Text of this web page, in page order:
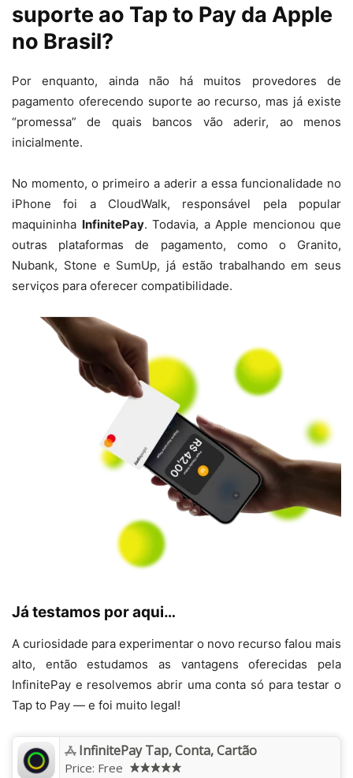
suporte ao Tap to Pay da Apple
no Brasil?
Por enquanto, ainda não há muitos provedores de
pagamento oferecendo suporte ao recurso, mas já existe
“promessa” de quais bancos vão aderir, ao menos
inicialmente.
No momento, o primeiro a aderir a essa funcionalidade no
iPhone foi a CloudWalk, responsável pela popular
maquininha InfinitePay. Todavia, a Apple mencionou que
outras plataformas de pagamento, como o Granito,
Nubank, Stone e SumUp, já estão trabalhando em seus
serviços para oferecer compatibilidade.
Já testamos por aqui…
A curiosidade para experimentar o novo recurso falou mais
alto, então estudamos as vantagens oferecidas pela
InfinitePay e resolvemos abrir uma conta só para testar o
Tap to Pay — e foi muito legal!
InfinitePay Tap, Conta, Cartão
Price: Free